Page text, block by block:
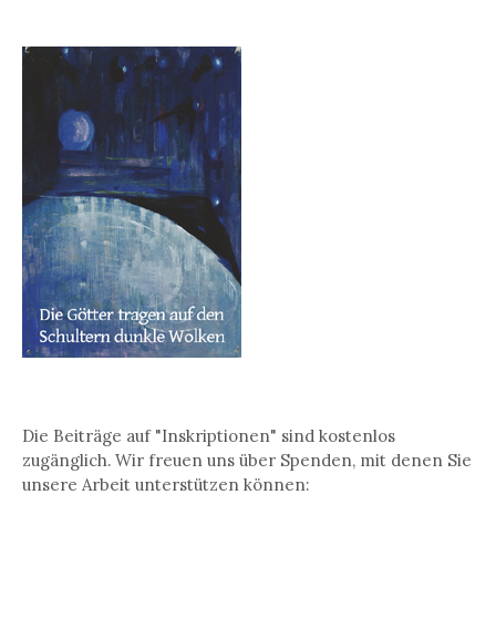
Die Beiträge auf "Inskriptionen" sind kostenlos
zugänglich. Wir freuen uns über Spenden, mit denen Sie
unsere Arbeit unterstützen können: